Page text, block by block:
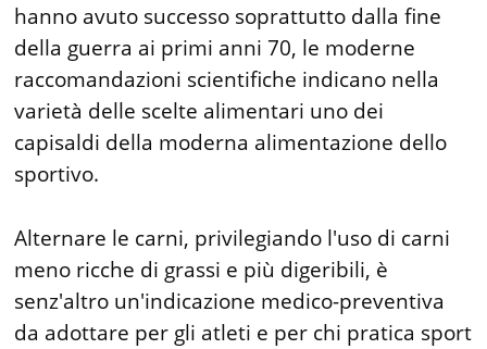
hanno avuto successo soprattutto dalla fine
della guerra ai primi anni 70, le moderne
raccomandazioni scientifiche indicano nella
varietà delle scelte alimentari uno dei
capisaldi della moderna alimentazione dello
sportivo.
Alternare le carni, privilegiando l'uso di carni
meno ricche di grassi e più digeribili, è
senz'altro un'indicazione medico-preventiva
da adottare per gli atleti e per chi pratica sport